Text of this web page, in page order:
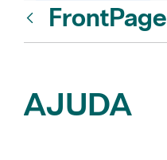
FrontPage
AJUDA